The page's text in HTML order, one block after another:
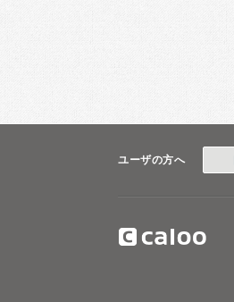
ユーザの方へ